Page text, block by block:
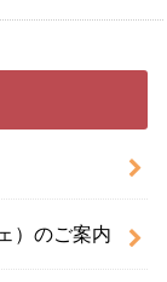
）のご案内